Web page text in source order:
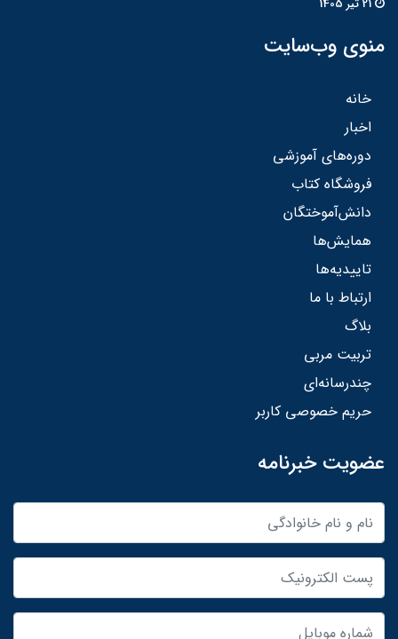
منوی وب‌سایت
خانه
اخبار
دوره‌های آموزشی
فروشگاه کتاب
دانش‌آموختگان
همایش‌ها
تاییدیه‌ها
ارتباط با ما
بلاگ
تربیت مربی
چندرسانه‌ای
حریم خصوصی کاربر
عضویت خبرنامه